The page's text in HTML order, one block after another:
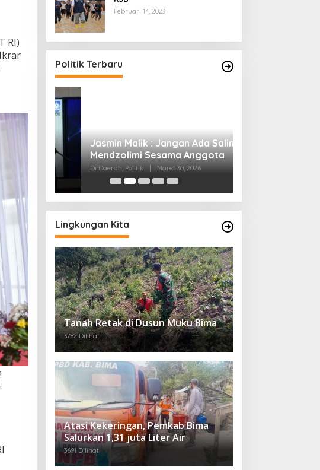
RI)
Februari 14, 2023
Politik Terbaru
Jasmin Malik : Jangan Ada Saling
Mendzolimi Sesama Anggota
Di Daerah, Politik Maret 30, 2026
Lingkungan Kita
Tanah Retak di Dusun Muku Bima
3782 Dilihat
Atasi Kekeringan, Pemkab Bima
Salurkan 1,31 juta Liter Air
3691 Dilihat